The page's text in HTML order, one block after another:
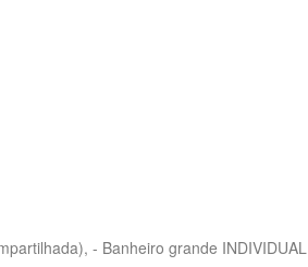
- Banheiro grande INDIVIDUAL